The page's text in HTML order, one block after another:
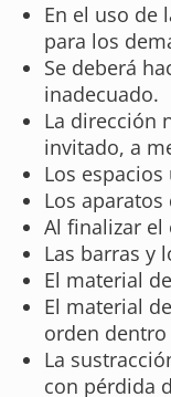
En el uso de
para los
Se deberá
inadecuado.
La dirección
invitado, a
Los
Los
Al finalizar el
Las barras y
El material
El material
orden dentro
La
con pérdida